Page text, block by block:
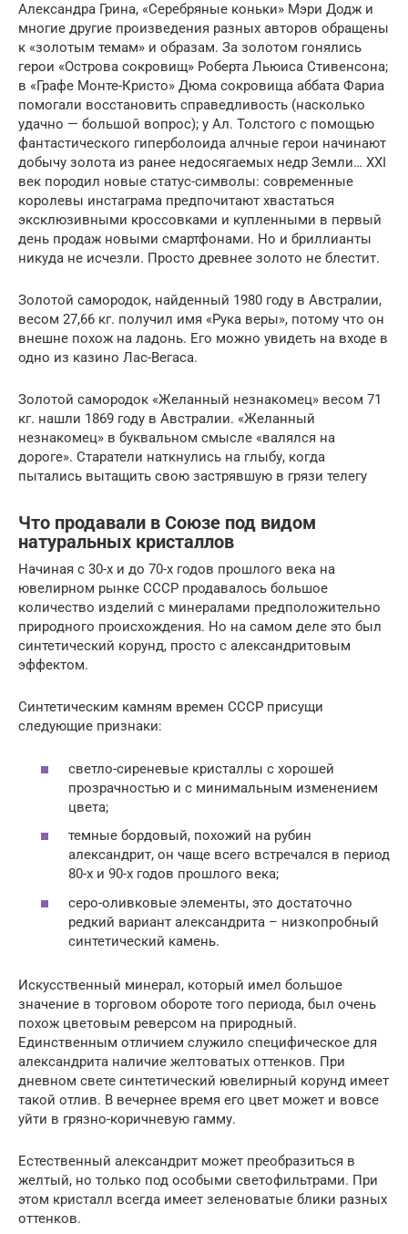
Александра Грина, «Серебряные коньки» Мэри Додж и
многие другие произведения разных авторов обращены
к «золотым темам» и образам. За золотом гонялись
герои «Острова сокровищ» Роберта Льюиса Стивенсона;
в «Графе Монте-Кристо» Дюма сокровища аббата Фариа
помогали восстановить справедливость (насколько
удачно — большой вопрос); у Ал. Толстого с помощью
фантастического гиперболоида алчные герои начинают
добычу золота из ранее недосягаемых недр Земли… XXI
век породил новые статус-символы: современные
королевы инстаграма предпочитают хвастаться
эксклюзивными кроссовками и купленными в первый
день продаж новыми смартфонами. Но и бриллианты
никуда не исчезли. Просто древнее золото не блестит.
Золотой самородок, найденный 1980 году в Австралии,
весом 27,66 кг. получил имя «Рука веры», потому что он
внешне похож на ладонь. Его можно увидеть на входе в
одно из казино Лас-Вегаса.
Золотой самородок «Желанный незнакомец» весом 71
кг. нашли 1869 году в Австралии. «Желанный
незнакомец» в буквальном смысле «валялся на
дороге». Старатели наткнулись на глыбу, когда
пытались вытащить свою застрявшую в грязи телегу
Что продавали в Союзе под видом
натуральных кристаллов
Начиная с 30-х и до 70-х годов прошлого века на
ювелирном рынке СССР продавалось большое
количество изделий с минералами предположительно
природного происхождения. Но на самом деле это был
синтетический корунд, просто с александритовым
эффектом.
Синтетическим камням времен СССР присущи
следующие признаки:
светло-сиреневые кристаллы с хорошей
прозрачностью и с минимальным изменением
цвета;
темные бордовый, похожий на рубин
александрит, он чаще всего встречался в период
80-х и 90-х годов прошлого века;
серо-оливковые элементы, это достаточно
редкий вариант александрита – низкопробный
синтетический камень.
Искусственный минерал, который имел большое
значение в торговом обороте того периода, был очень
похож цветовым реверсом на природный.
Единственным отличием служило специфическое для
александрита наличие желтоватых оттенков. При
дневном свете синтетический ювелирный корунд имеет
такой отлив. В вечернее время его цвет может и вовсе
уйти в грязно-коричневую гамму.
Естественный александрит может преобразиться в
желтый, но только под особыми светофильтрами. При
этом кристалл всегда имеет зеленоватые блики разных
оттенков.